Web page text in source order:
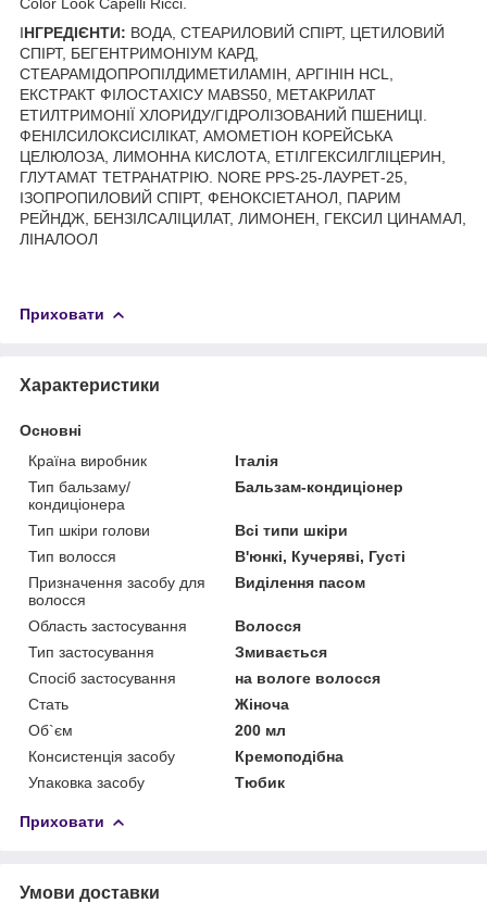
ІНГРЕДІЄНТИ: ВОДА, СТЕАРИЛОВИЙ СПІРТ, ЦЕТИЛОВИЙ
СПІРТ, БЕГЕНТРИМОНІУМ КАРД,
СТЕАРАМІДОПРОПІЛДИМЕТИЛАМІН, АРГІНІН HCL,
ЕКСТРАКТ ФІЛОСТАХІСУ MABS50, МЕТАКРИЛАТ
ЕТИЛТРИМОНІЇ ХЛОРИДУ/ГІДРОЛІЗОВАНИЙ ПШЕНИЦІ.
ФЕНІЛСИЛОКСИСІЛІКАТ, АМОМЕТІОН КОРЕЙСЬКА
ЦЕЛЮЛОЗА, ЛИМОННА КИСЛОТА, ЕТІЛГЕКСИЛГЛІЦЕРИН,
ГЛУТАМАТ ТЕТРАНАТРІЮ. NORE PPS-25-ЛАУРЕТ-25,
ІЗОПРОПИЛОВИЙ СПІРТ, ФЕНОКСІЕТАНОЛ, ПАРИМ
РЕЙНДЖ, БЕНЗІЛСАЛІЦИЛАТ, ЛИМОНЕН, ГЕКСИЛ ЦИНАМАЛ,
ЛІНАЛООЛ
Приховати
Характеристики
Основні
Країна виробник
Італія
Тип бальзаму/
кондиціонера
Бальзам-кондиціонер
Тип шкіри голови
Всі типи шкіри
Тип волосся
В'юнкі, Кучеряві, Густі
Призначення засобу для
волосся
Виділення пасом
Область застосування
Волосся
Тип застосування
Змивається
Спосіб застосування
на вологе волосся
Стать
Жіноча
Об`єм
200 мл
Консистенція засобу
Кремоподібна
Упаковка засобу
Тюбик
Приховати
Умови доставки